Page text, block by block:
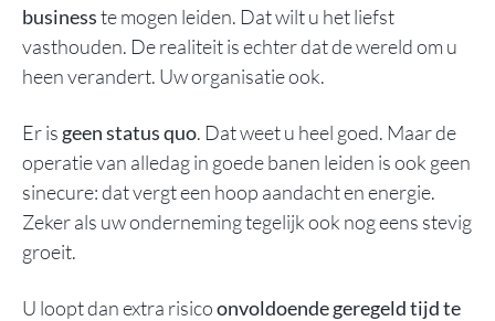
businesste mogen leiden. Dat wilt u het liefst
vasthouden. De realiteit is echter datde wereld om u
heen verandert. Uw organisatie ook.
Er is geen status quo. Dat weet u heel goed. Maar de
operatie van alledag in goede banen leiden is ook geen
sinecure: dat vergt een hoop aandacht en energie.
Zeker als uw onderneming tegelijk ook nog eens stevig
groeit.
U loopt dan extra risicoonvoldoende geregeld tijd te